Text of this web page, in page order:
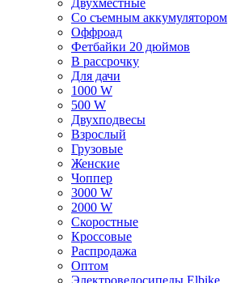
Двухместные
Со съемным аккумулятором
Оффроад
Фетбайки 20 дюймов
В рассрочку
Для дачи
1000 W
500 W
Двухподвесы
Взрослый
Грузовые
Женские
Чоппер
3000 W
2000 W
Скоростные
Кроссовые
Распродажа
Оптом
Электровелосипеды Elbike